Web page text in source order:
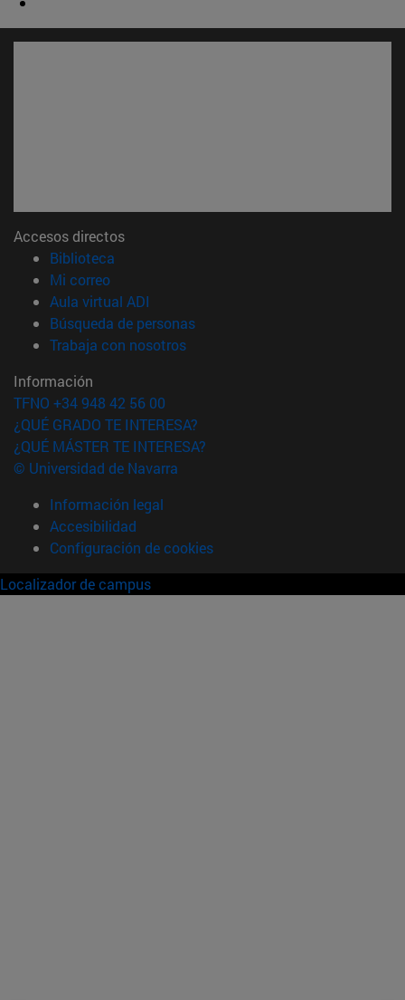
Accesos directos
Biblioteca
Mi correo(abre en nueva ventana)
Aula virtual ADI
Búsqueda de personas(abre en nueva ventana)
Trabaja con nosotros(abre en nueva ventana)
Información
TFNO +34 948 42 56 00
¿QUÉ GRADO TE INTERESA?
¿QUÉ MÁSTER TE INTERESA?
© Universidad de Navarra
Información legal
Accesibilidad
Configuración de cookies
Localizador de campus